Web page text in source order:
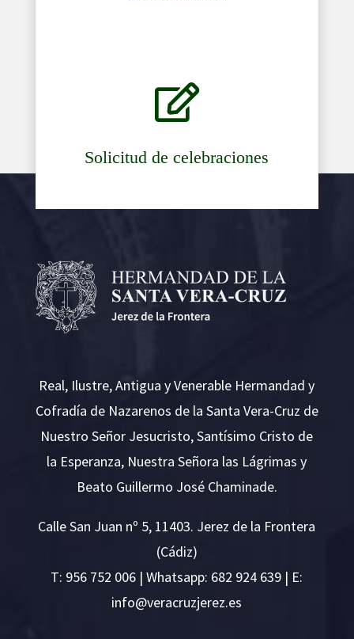

Solicitud de celebraciones
Real, Ilustre, Antigua y Venerable Hermandad y
Cofradía de Nazarenos de la Santa Vera-Cruz de
Nuestro Señor Jesucristo, Santísimo Cristo de
la Esperanza, Nuestra Señora las Lágrimas y
Beato Guillermo José Chaminade.
Calle San Juan nº 5, 11403. Jerez de la Frontera
(Cádiz)
T: 956 752 006 | Whatsapp: 682 924 639 | E:
se.ze
rejzu
rcare
v@ofn
i